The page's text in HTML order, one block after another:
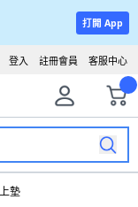
打開 App
客服中心
註冊會員
登入
上墊